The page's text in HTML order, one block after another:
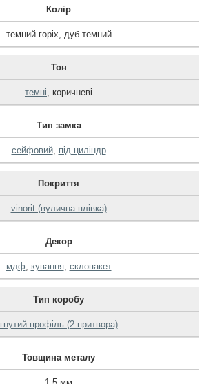
Колір
темний горіх дуб темний
Тон
темні коричневі
Тип замка
сейфовий, під циліндр
Покриття
vinorit (вулична плівка)
Декор
мдф кування, склопакет
Тип коробу
гнутий профіль (2 притвора)
Товщина металу